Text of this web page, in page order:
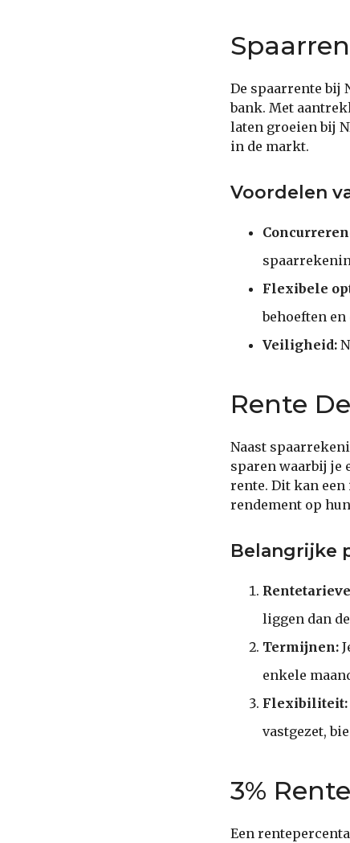
De spaarrente bij
bank. Met
laten groeien bij
in de markt.
Voordelen
Flexibele
behoeften en
Veiligheid:
Rente
Naast
sparen waarbij je
rente. Dit kan
rendement op
Belangrijke
liggen dan
Termijnen:
enkele
Flexibiliteit:
vastgezet,
3%
Een